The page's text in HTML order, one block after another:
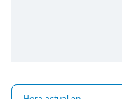
window.